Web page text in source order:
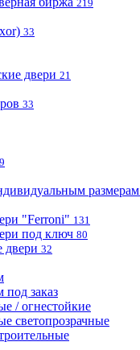
219
33
двери 21
33
размерам
"Ferroni" 131
под ключ 80
двери 32
под заказ
/ огнестойкие
светопрозрачные